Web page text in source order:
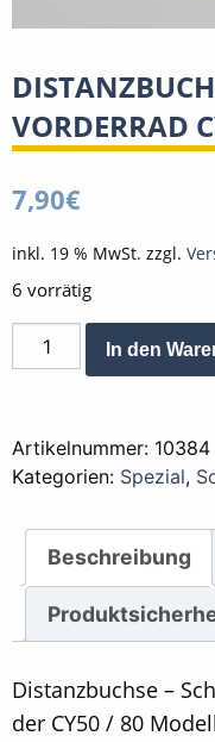
VORDERRAD
7,90€
inkl. 19 % MwSt. zzgl.
6 vorrätig
Distanzbuchse
Scheibe
vorne
rechts
In den
Artikelnummer: 10384
Kategorien: Spezial,
Beschreibung
Distanzbuchse –
der CY50 / 80